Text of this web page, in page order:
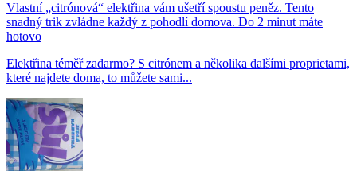
Vlastní „citrónová“ elektřina vám ušetří spoustu peněz. Tento
snadný trik zvládne každý z pohodlí domova. Do 2 minut máte
hotovo
Elektřina téměř zadarmo? S citrónem a několika dalšími proprietami,
které najdete doma, to můžete sami...